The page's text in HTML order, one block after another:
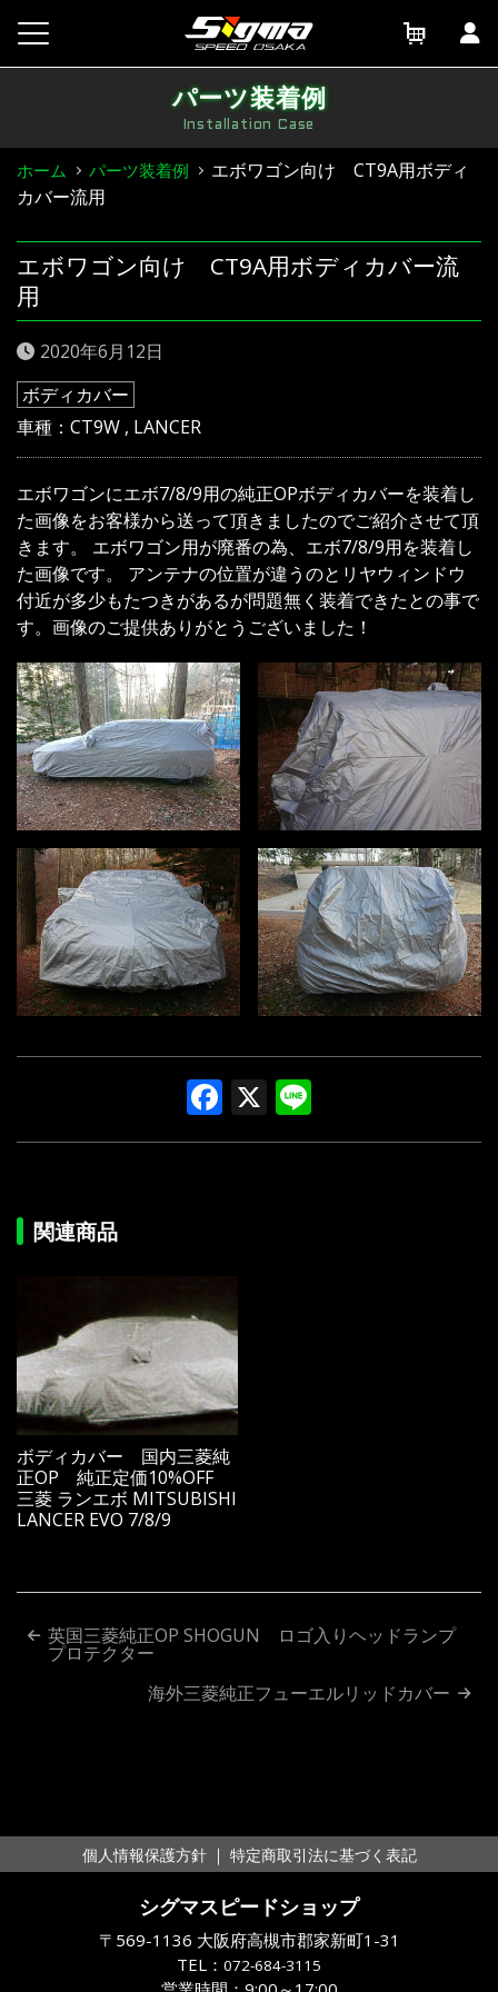
content
パーツ装着例
Installation Case
ホーム パーツ装着例
エボワゴン向け CT9A用ボディ
カバー流用
エボワゴン向け CT9A用ボディカバー流
用
2020年6月12日
ボディカバー
車種： CT9W , LANCER
エボワゴンにエボ7/8/9用の純正OPボディカバーを装着し
た画像をお客様から送って頂きましたのでご紹介させて頂
きます。 エボワゴン用が廃番の為、エボ7/8/9用を装着し
た画像です。 アンテナの位置が違うのとリヤウィンドウ
付近が多少もたつきがあるが問題無く装着できたとの事で
す。画像のご提供ありがとうございました！
Facebook
X
関連商品
ボディカバー 国内三菱純
正OP 純正定価10%OFF
三菱 ランエボ MITSUBISHI
LANCER EVO 7/8/9
投
ー
シ
英国三菱純正OP SHOGUN ロゴ入りヘッドランプ
プロテクター
海外三菱純正フューエルリッドカバー
個人情報保護方針 ｜ 特定商取引法に基づく表記
シグマスピードショップ
〒569-1136 大阪府高槻市郡家新町1-31
TEL： 072-684-3115